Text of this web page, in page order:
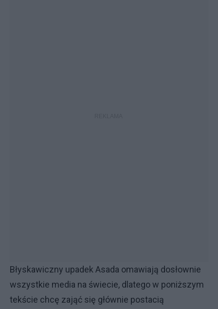
Błyskawiczny upadek Asada omawiają dosłownie
wszystkie media na świecie, dlatego w poniższym
tekście chcę zająć się głównie postacią